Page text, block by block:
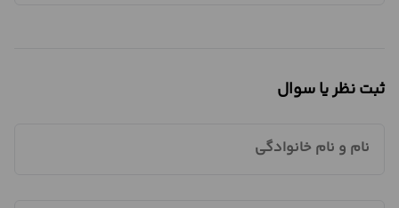
ثبت نظر یا سوال
نام و نام خانوادگی